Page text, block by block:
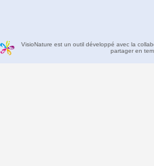
VisioNature est un outil développé avec la
partager en